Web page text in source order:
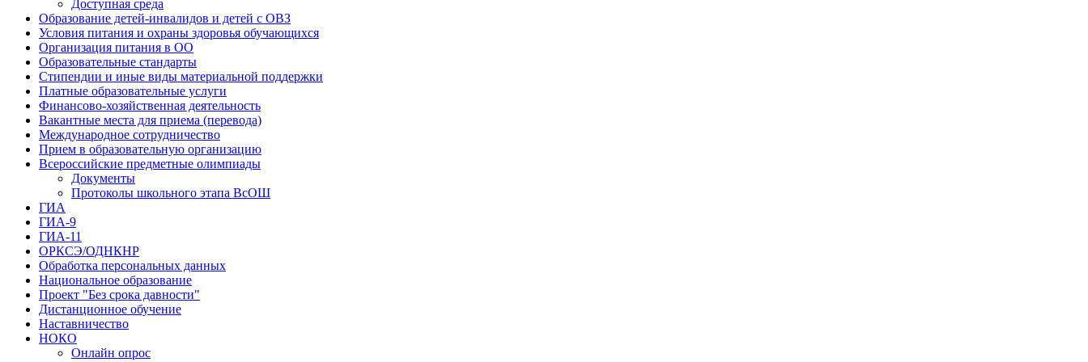
Доступная среда
Образование детей-инвалидов и детей с ОВЗ
Условия питания и охраны здоровья обучающихся
Организация питания в ОО
Образовательные стандарты
Стипендии и иные виды материальной поддержки
Платные образовательные услуги
Финансово-хозяйственная деятельность
Вакантные места для приема (перевода)
Международное сотрудничество
Прием в образовательную организацию
Всероссийские предметные олимпиады
Документы
Протоколы школьного этапа ВсОШ
ГИА
ГИА-9
ГИА-11
ОРКСЭ/ОДНКНР
Обработка персональных данных
Национальное образование
Проект "Без срока давности"
Дистанционное обучение
Наставничество
НОКО
Онлайн опрос